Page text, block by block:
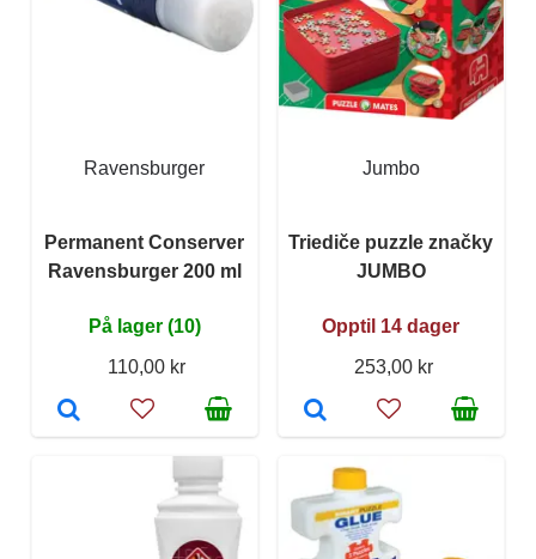
Ravensburger
Permanent Conserver
Ravensburger 200 ml
På lager (10)
110,00 kr
Jumbo
Triediče puzzle značky
JUMBO
Opptil 14 dager
253,00 kr